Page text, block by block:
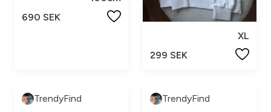
690 SEK
XL
299 SEK
TrendyFind TrendyFind